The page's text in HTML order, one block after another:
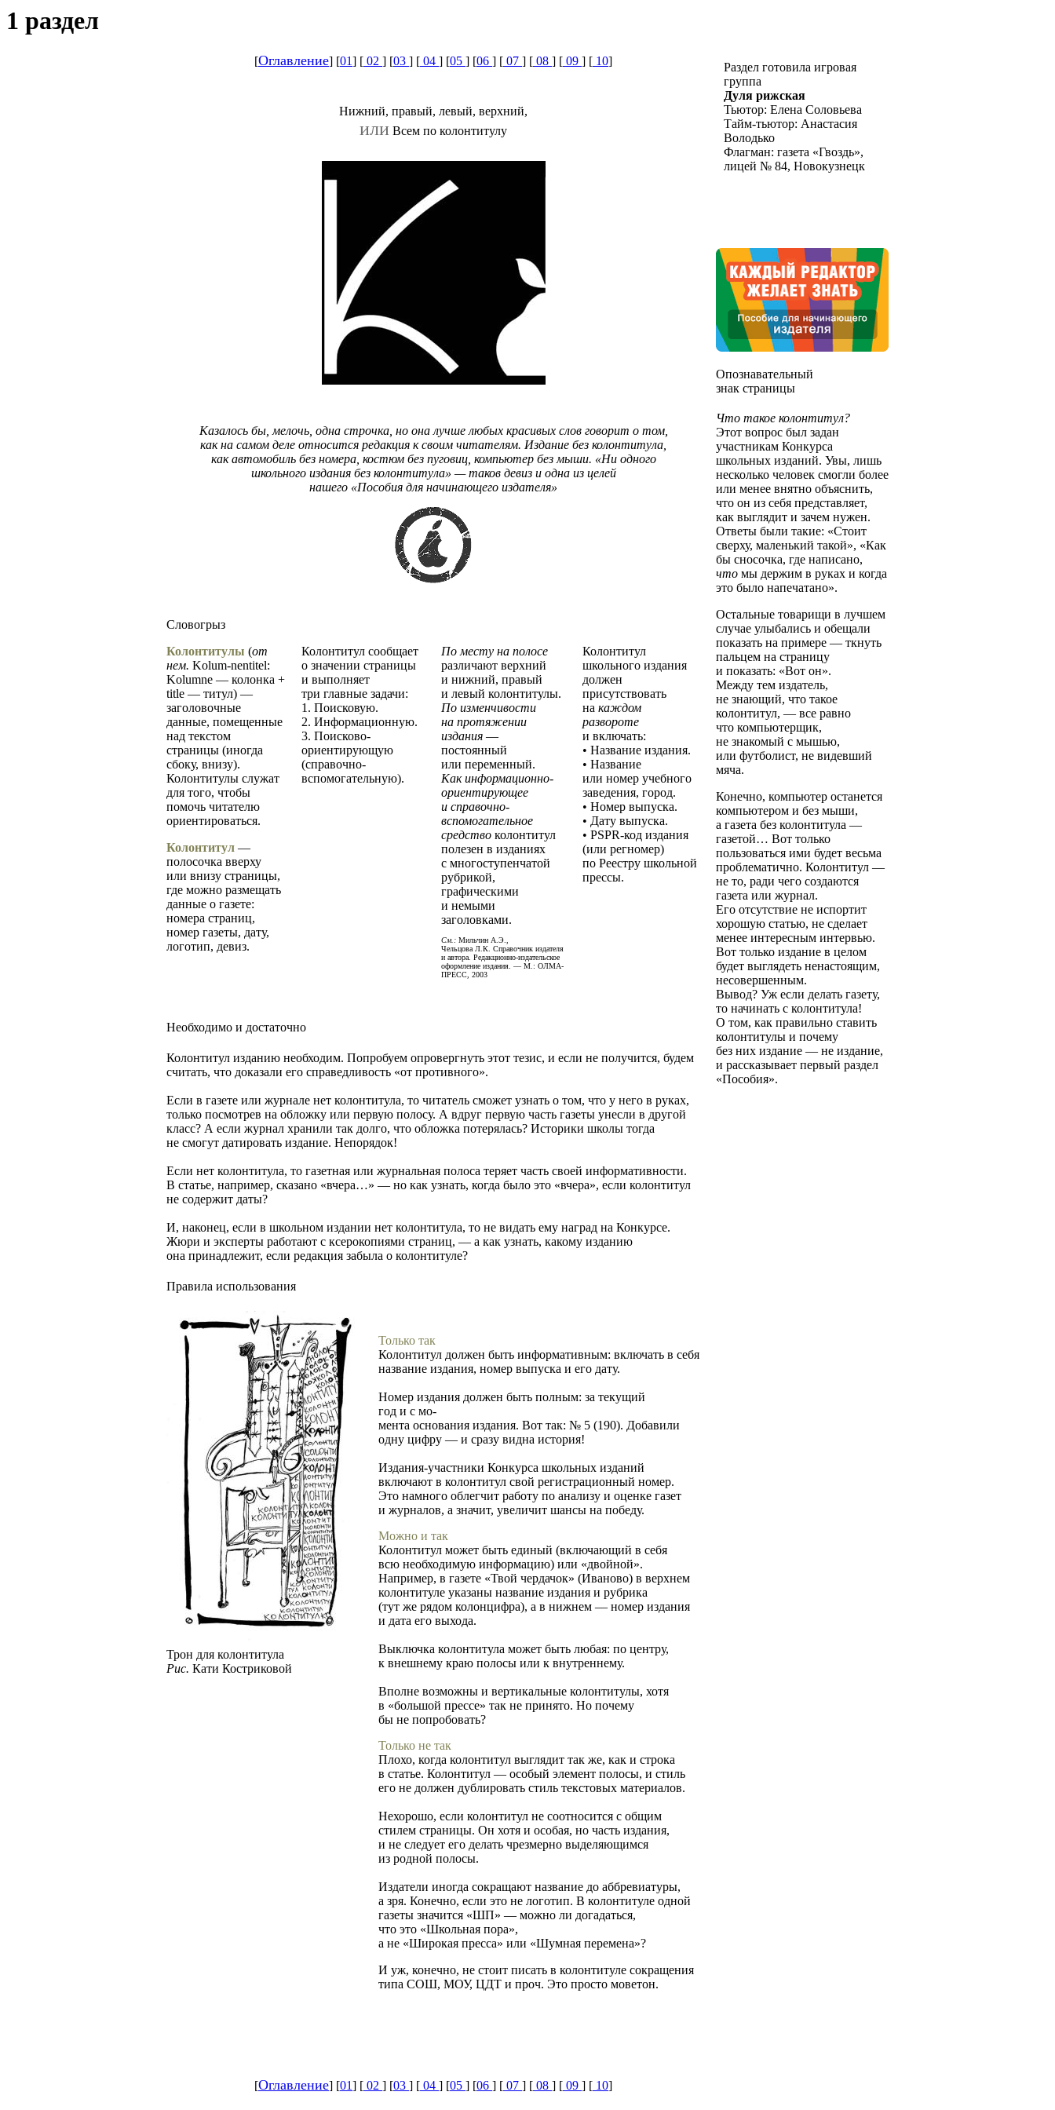
1 раздел
[Оглавление] [01] [ 02 ] [03 ] [ 04 ] [05 ] [06 ] [ 07 ] [ 08 ] [ 09 ] [ 10]
Нижний, правый, левый, верхний,
или Всем по колонтитулу
Казалось бы, мелочь, одна строчка, но она лучше любых красивых слов говорит о том,
как на самом деле относится редакция к своим читателям. Издание без колонтитула,
как автомобиль без номера, костюм без пуговиц, компьютер без мыши. «Ни одного
школьного издания без колонтитула» — таков девиз и одна из целей
нашего «Пособия для начинающего издателя»
Словогрыз
Колонтитулы (от
нем. Kolum-nentitel:
Kolumne — колонка +
title — титул) —
заголовочные
данные, помещенные
над текстом
страницы (иногда
сбоку, внизу).
Колонтитулы служат
для того, чтобы
помочь читателю
ориентироваться.
Колонтитул —
полосочка вверху
или внизу страницы,
где можно размещать
данные о газете:
номера страниц,
номер газеты, дату,
логотип, девиз.
Колонтитул сообщает
о значении страницы
и выполняет
три главные задачи:
1. Поисковую.
2. Информационную.
3. Поисково-
ориентирующую
(справочно-
вспомогательную).
По месту на полосе
различают верхний
и нижний, правый
и левый колонтитулы.
По изменчивости
на протяжении
издания —
постоянный
или переменный.
Как информационно-
ориентирующее
и справочно-
вспомогательное
средство колонтитул
полезен в изданиях
с многоступенчатой
рубрикой,
графическими
и немыми
заголовками.
См.: Мильчин А.Э.,
Чельцова Л.К. Справочник издателя
и автора. Редакционно-издательское
оформление издания. — М.: ОЛМА-
ПРЕСС, 2003
Колонтитул
школьного издания
должен
присутствовать
на каждом
развороте
и включать:
• Название издания.
• Название
или номер учебного
заведения, город.
• Номер выпуска.
• Дату выпуска.
• PSPR-код издания
(или регномер)
по Реестру школьной
прессы.
Необходимо и достаточно
Колонтитул изданию необходим. Попробуем опровергнуть этот тезис, и если не получится, будем
считать, что доказали его справедливость «от противного».
Если в газете или журнале нет колонтитула, то читатель сможет узнать о том, что у него в руках,
только посмотрев на обложку или первую полосу. А вдруг первую часть газеты унесли в другой
класс? А если журнал хранили так долго, что обложка потерялась? Историки школы тогда
не смогут датировать издание. Непорядок!
Если нет колонтитула, то газетная или журнальная полоса теряет часть своей информативности.
В статье, например, сказано «вчера…» — но как узнать, когда было это «вчера», если колонтитул
не содержит даты?
И, наконец, если в школьном издании нет колонтитула, то не видать ему наград на Конкурсе.
Жюри и эксперты работают с ксерокопиями страниц, — а как узнать, какому изданию
она принадлежит, если редакция забыла о колонтитуле?
Правила использования
Трон для колонтитула
Рис. Кати Костриковой
Только так
Колонтитул должен быть информативным: включать в себя
название издания, номер выпуска и его дату.
Номер издания должен быть полным: за текущий
год и с мо-
мента основания издания. Вот так: № 5 (190). Добавили
одну цифру — и сразу видна история!
Издания-участники Конкурса школьных изданий
включают в колонтитул свой регистрационный номер.
Это намного облегчит работу по анализу и оценке газет
и журналов, а значит, увеличит шансы на победу.
Можно и так
Колонтитул может быть единый (включающий в себя
всю необходимую информацию) или «двойной».
Например, в газете «Твой чердачок» (Иваново) в верхнем
колонтитуле указаны название издания и рубрика
(тут же рядом колонцифра), а в нижнем — номер издания
и дата его выхода.
Выключка колонтитула может быть любая: по центру,
к внешнему краю полосы или к внутреннему.
Вполне возможны и вертикальные колонтитулы, хотя
в «большой прессе» так не принято. Но почему
бы не попробовать?
Только не так
Плохо, когда колонтитул выглядит так же, как и строка
в статье. Колонтитул — особый элемент полосы, и стиль
его не должен дублировать стиль текстовых материалов.
Нехорошо, если колонтитул не соотносится с общим
стилем страницы. Он хотя и особая, но часть издания,
и не следует его делать чрезмерно выделяющимся
из родной полосы.
Издатели иногда сокращают название до аббревиатуры,
а зря. Конечно, если это не логотип. В колонтитуле одной
газеты значится «ШП» — можно ли догадаться,
что это «Школьная пора»,
а не «Широкая пресса» или «Шумная перемена»?
И уж, конечно, не стоит писать в колонтитуле сокращения
типа СОШ, МОУ, ЦДТ и проч. Это просто моветон.
[Оглавление] [01] [ 02 ] [03 ] [ 04 ] [05 ] [06 ] [ 07 ] [ 08 ] [ 09 ] [ 10]
Раздел готовила игровая
группа
Дуля рижская
Тьютор: Елена Соловьева
Тайм-тьютор: Анастасия
Володько
Флагман: газета «Гвоздь»,
лицей № 84, Новокузнецк
Опознавательный
знак страницы
Что такое колонтитул?
Этот вопрос был задан
участникам Конкурса
школьных изданий. Увы, лишь
несколько человек смогли более
или менее внятно объяснить,
что он из себя представляет,
как выглядит и зачем нужен.
Ответы были такие: «Стоит
сверху, маленький такой», «Как
бы сносочка, где написано,
что мы держим в руках и когда
это было напечатано».
Остальные товарищи в лучшем
случае улыбались и обещали
показать на примере — ткнуть
пальцем на страницу
и показать: «Вот он».
Между тем издатель,
не знающий, что такое
колонтитул, — все равно
что компьютерщик,
не знакомый с мышью,
или футболист, не видевший
мяча.
Конечно, компьютер останется
компьютером и без мыши,
а газета без колонтитула —
газетой… Вот только
пользоваться ими будет весьма
проблематично. Колонтитул —
не то, ради чего создаются
газета или журнал.
Его отсутствие не испортит
хорошую статью, не сделает
менее интересным интервью.
Вот только издание в целом
будет выглядеть ненастоящим,
несовершенным.
Вывод? Уж если делать газету,
то начинать с колонтитула!
О том, как правильно ставить
колонтитулы и почему
без них издание — не издание,
и рассказывает первый раздел
«Пособия».